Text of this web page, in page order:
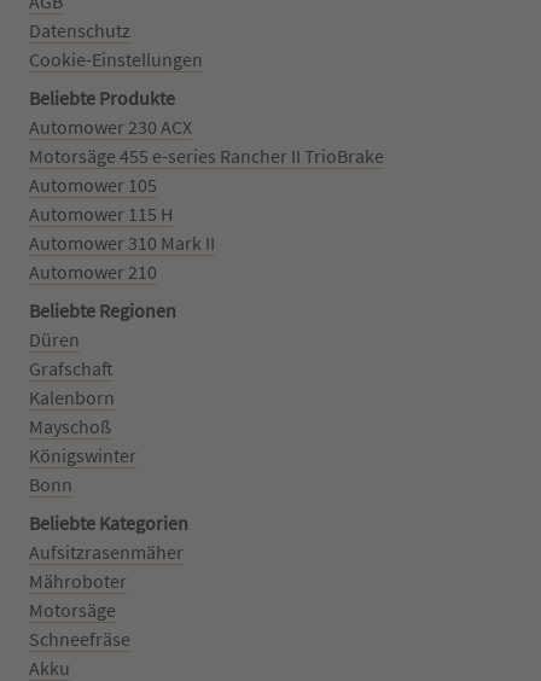
Datenschutz
Cookie-Einstellungen
Beliebte Produkte
Automower 230 ACX
Motorsäge 455 e-series Rancher II TrioBrake
Automower 105
Automower 115 H
Automower 310 Mark II
Automower 210
Beliebte Regionen
Düren
Grafschaft
Kalenborn
Mayschoß
Königswinter
Bonn
Beliebte Kategorien
Aufsitzrasenmäher
Mähroboter
Motorsäge
Schneefräse
Akku